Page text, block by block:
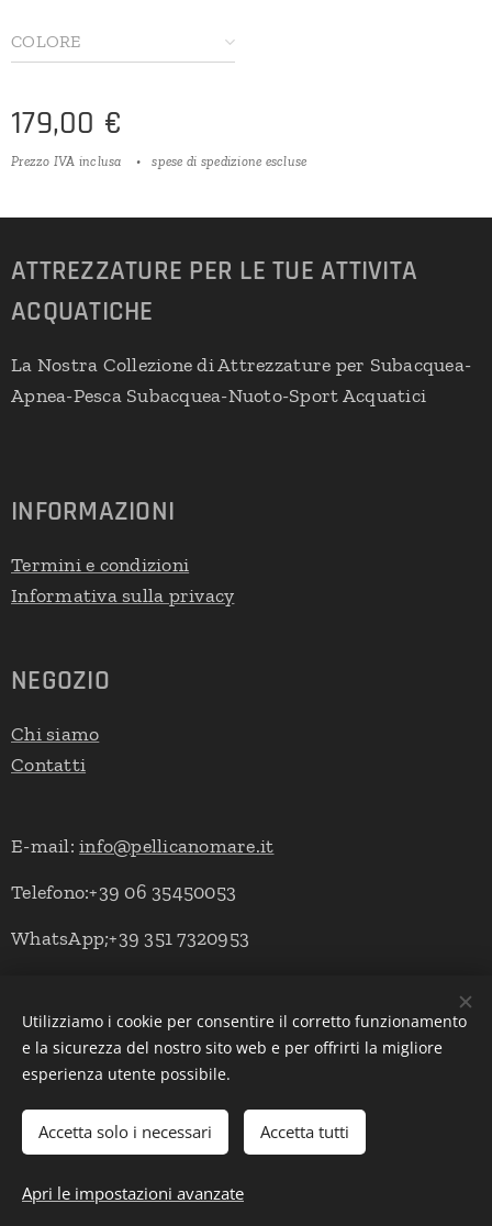
COLORE
179,00 €
Prezzo IVA inclusa spese di spedizione escluse
Aggiungi al carrello
ATTREZZATURE PER LE TUE ATTIVITA
ACQUATICHE
La Nostra Collezione di Attrezzature per Subacquea-
Apnea-Pesca Subacquea-Nuoto-Sport Acquatici
INFORMAZIONI
Termini e condizioni
Informativa sulla privacy
NEGOZIO
Chi siamo
Contatti
E-mail:info@pellicanomare.it
Telefono:+39 06 35450053
WhatsApp;+39 351 7320953
Powered by Pellicano Mare Cookies
Lingue
Italiano
English Deutsch
Utilizziamo i cookie per consentire il corretto funzionamento
e la sicurezza del nostro sito web e per offrirti la migliore
esperienza utente possibile.
Accetta solo i necessari Accetta tutti
Apri le impostazioni avanzate